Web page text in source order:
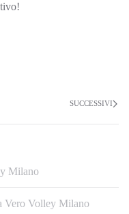
SUCCESSIVI
Milano
Vero Volley Milano